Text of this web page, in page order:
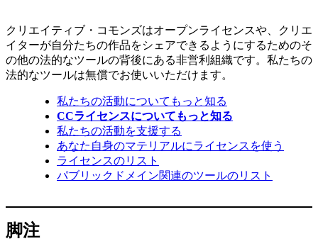
クリエイティブ・コモンズはオープンライセンスや、クリエ
イターが自分たちの作品をシェアできるようにするためのそ
の他の法的なツールの背後にある非営利組織です。私たちの
法的なツールは無償でお使いいただけます。
私たちの活動についてもっと知る
CCライセンスについてもっと知る
私たちの活動を支援する
あなた自身のマテリアルにライセンスを使う
ライセンスのリスト
パブリックドメイン関連のツールのリスト
脚注